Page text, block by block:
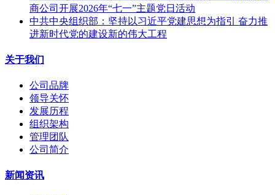
商公司开展2026年“七一”主题党日活动
中共中央组织部：坚持以习近平党建思想为指引 奋力推
进新时代党的建设新的伟大工程
关于我们
公司品牌
领导关怀
发展历程
组织架构
管理团队
公司简介
新闻资讯